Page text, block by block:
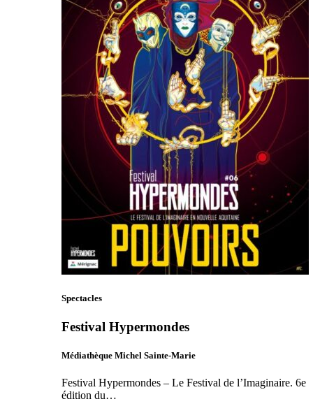
Spectacles
Festival Hypermondes
Médiathèque Michel Sainte-Marie
Festival Hypermondes – Le Festival de l’Imaginaire. 6e
édition du…